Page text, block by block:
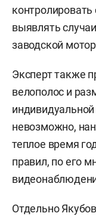
выявлять
заводской
Эксперт также
велополос и
невозможно,
теплое время
правил, по его
Отдельно